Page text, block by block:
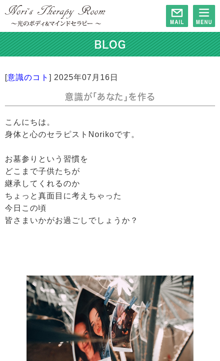
BLOG
[意識のコト ] 2025年07月16日
意識が「あなた」を作る
こんにちは。
身体と心のセラピストNorikoです。
お墓参りという習慣を
どこまで子供たちが
継承してくれるのか
ちょっと真面目に考えちゃった
今日この頃
皆さまいかがお過ごしでしょうか？